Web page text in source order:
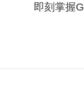
即刻掌握